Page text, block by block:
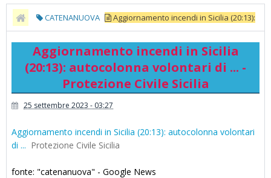
CATENANUOVA Aggiornamento incendi in Sicilia (20:13):
autocolonna volontari di ... - Protezione Civile Sicilia
Aggiornamento incendi in Sicilia
(20:13): autocolonna volontari di ... -
Protezione Civile Sicilia
25 settembre 2023 - 03:27
Aggiornamento incendi in Sicilia (20:13): autocolonna volontari
di ... Protezione Civile Sicilia
fonte: "catenanuova" - Google News